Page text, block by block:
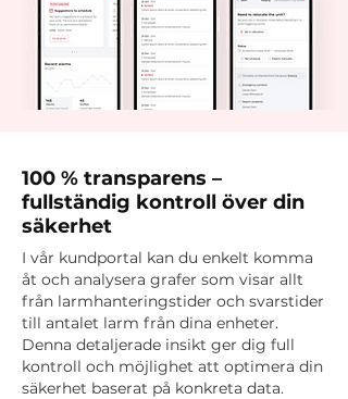
100 % transparens –
fullständig kontroll över din
säkerhet
I vår kundportal kan du enkelt komma
åt och analysera grafer som visar allt
från larmhanteringstider och svarstider
till antalet larm från dina enheter.
Denna detaljerade insikt ger dig full
kontroll och möjlighet att optimera din
säkerhet baserat på konkreta data.